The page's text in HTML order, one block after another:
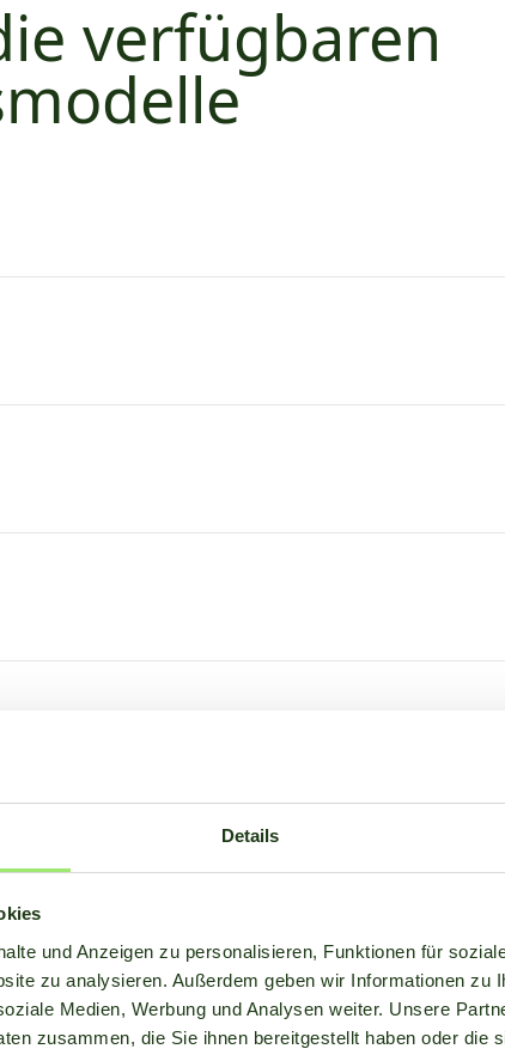
Details
und Anzeigen zu personalisieren, Funktionen für
zu analysieren. Außerdem geben wir Informationen zu
Medien, Werbung und Analysen weiter. Unsere
zusammen, die Sie ihnen bereitgestellt haben oder die
verfügbaren